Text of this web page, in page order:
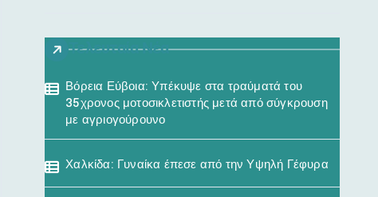
Τελευταία Νέα
Βόρεια Εύβοια: Υπέκυψε στα τραύματά του
35χρονος μοτοσικλετιστής μετά από σύγκρουση
με αγριογούρουνο
Χαλκίδα: Γυναίκα έπεσε από την Υψηλή Γέφυρα